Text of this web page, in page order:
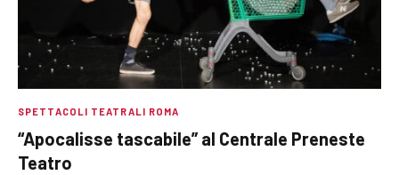
SPETTACOLI TEATRALI ROMA
“Apocalisse tascabile” al Centrale Preneste
Teatro